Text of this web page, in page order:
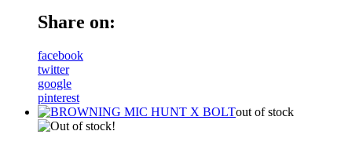
Share on:
facebook
twitter
google
pinterest
out of stock